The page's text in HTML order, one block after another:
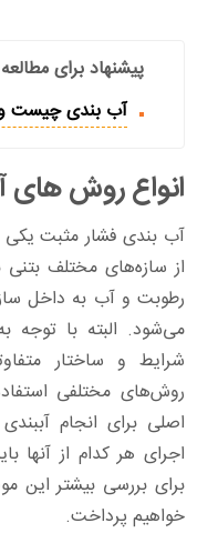
پیشنهاد برای مطالعه
آب بندی چیست و
انواع روش های
آب بندی فشار مثبت
از سازه‌های مختلف بتنی
رطوبت و آب به داخل
می‌شود. البته با توجه
شرایط و ساختار
روش‌های مختلفی
اصلی برای انجام
اجرای هر کدام از آنها
برای بررسی بیشتر این
خواهیم پرداخت.